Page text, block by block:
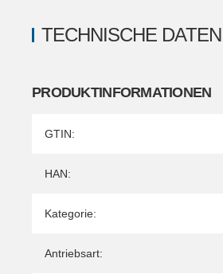
TECHNISCHE DATEN
PRODUKTINFORMATIONEN
Produkteigenschaft
Wert
GTIN:
HAN:
Kategorie:
Antriebsart: